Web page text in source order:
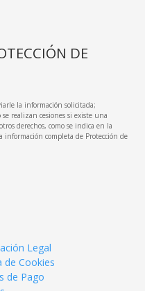
DE
la información solicitada;
se realizan cesiones si existe una
derechos, como se indica en la
información completa de Protección de
Legal
de Cookies
de Pago